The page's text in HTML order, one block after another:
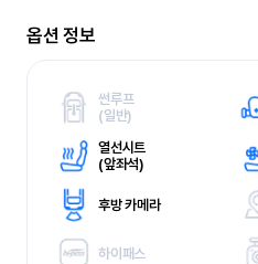
옵션 정보
썬루프
(일반)
열선시트
(앞좌석)
후방 카메라
하이패스